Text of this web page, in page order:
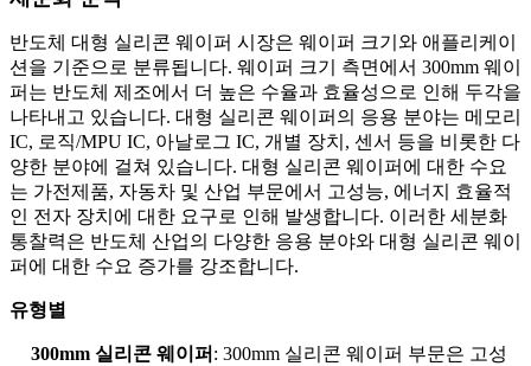
반도체 대형 실리콘 웨이퍼 시장은 웨이퍼 크기와 애플리케이
션을 기준으로 분류됩니다. 웨이퍼 크기 측면에서 300mm 웨이
퍼는 반도체 제조에서 더 높은 수율과 효율성으로 인해 두각을
나타내고 있습니다. 대형 실리콘 웨이퍼의 응용 분야는 메모리
IC, 로직/MPU IC, 아날로그 IC, 개별 장치, 센서 등을 비롯한 다
양한 분야에 걸쳐 있습니다. 대형 실리콘 웨이퍼에 대한 수요
는 가전제품, 자동차 및 산업 부문에서 고성능, 에너지 효율적
인 전자 장치에 대한 요구로 인해 발생합니다. 이러한 세분화
통찰력은 반도체 산업의 다양한 응용 분야와 대형 실리콘 웨이
퍼에 대한 수요 증가를 강조합니다.
유형별
300mm 실리콘 웨이퍼 : 300mm 실리콘 웨이퍼 부문은 고성